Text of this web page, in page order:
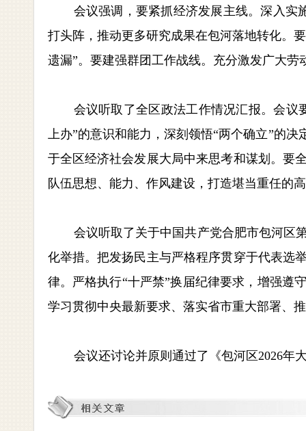
会议强调，要紧抓经济发展主线。深入实
打头阵，推动更多研究成果在包河落地转化。
遗漏”。要建强群团工作战线。充分激发广大
会议听取了全区政法工作情况汇报。会
上办”的意识和能力，深刻领悟“两个确立”的
于全区经济社会发展大局中来思考和谋划。要
队伍思想、能力、作风建设，打造堪当重任的
会议听取了关于中国共产党合肥市包河区
化举措。把发扬民主与严格程序贯穿于代表选
律。严格执行“十严禁”换届纪律要求，增强遵
学习贯彻中央最新要求、落实省市重大部署、
会议还讨论并原则通过了《包河区2026年